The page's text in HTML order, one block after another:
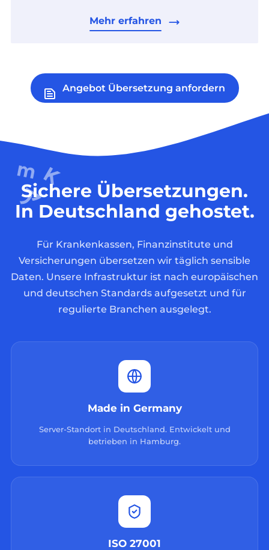
Mehr erfahren
Angebot Übersetzung anfordern
Sichere Übersetzungen.
In Deutschland gehostet.
Für Krankenkassen, Finanzinstitute und
Versicherungen übersetzen wir täglich sensible
Daten. Unsere Infrastruktur ist nach europäischen
und deutschen Standards aufgesetzt und für
regulierte Branchen ausgelegt.
Made in Germany
Server-Standort in Deutschland. Entwickelt und
betrieben in Hamburg.
ISO 27001